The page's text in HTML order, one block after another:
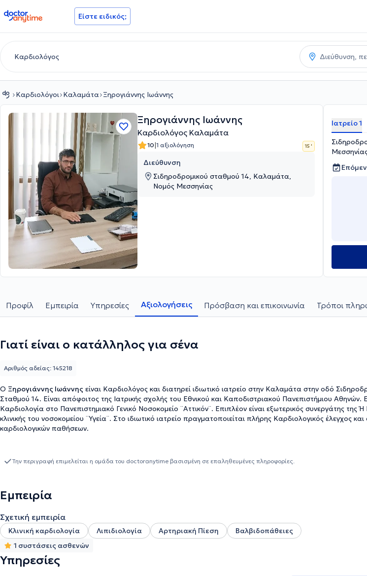
doctoranytime Είστε ειδικός;
Καρδιολόγοι Καλαμάτα Ξηρογιάννης Ιωάννης
Ξηρογιάννης Ιωάννης
Καρδιολόγος Καλαμάτα
10|1 αξιολόγηση 15 '
Διεύθυνση
Σιδηροδρομικού σταθμού 14, Καλαμάτα,
Νομός Μεσσηνίας
Ιατρείο 1
Προφίλ Εμπειρία Υπηρεσίες Αξιολογήσεις Πρόσβαση και επικοινωνία Τρόποι
Γιατί είναι ο κατάλληλος για σένα
Ο Ξηρογιάννης Ιωάννης είναι Καρδιολόγος και διατηρεί ιδιωτικό ιατρείο στην Καλαμάτα στην οδό
Σταθμού 14. Είναι απόφοιτος της Ιατρικής σχολής του Εθνικού και Καποδιστριακού Πανεπιστήμιου Αθηνών.
Καρδιολογία στο Πανεπιστημιακό Γενικό Νοσοκομείο ¨Αττικόν¨. Επιπλέον είναι εξωτερικός συνεργάτης της
κλινικής του νοσοκομείου ¨Υγεία¨. Στο ιδιωτικό ιατρείο πραγματοποιείται πλήρης Καρδιολογικός έλεγχος και
καρδιολογικών παθήσεων.
Αριθμός αδείας: 145218
Την περιγραφή επιμελείται η ομάδα του doctoranytime βασισμένη σε επαληθευμένες πληροφορίες.
Εμπειρία
Σχετική εμπειρία
Κλινική καρδιολογία Λιπιδιολογία Αρτηριακή Πίεση
Βαλβιδοπάθειες
1 συστάσεις ασθενών
Υπηρεσίες